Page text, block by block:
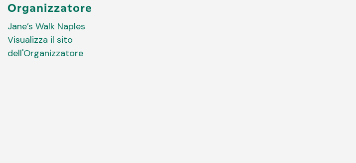
Organizzatore
Jane’s Walk Naples
Visualizza il sito
dell'Organizzatore